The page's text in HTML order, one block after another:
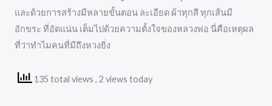
และด้วยการสร้างมีหลายขั้นตอน ละเอียด ผ้าทุกสี ทุกเส้นมี
อักขระ ที่อัดแน่น เต็มไปด้วยความตั้งใจของหลวงพ่อ นี่คือเหตุผล
ที่ว่าทำไมคนที่มีถึงหวงยิ่ง
135 total views , 2 views today